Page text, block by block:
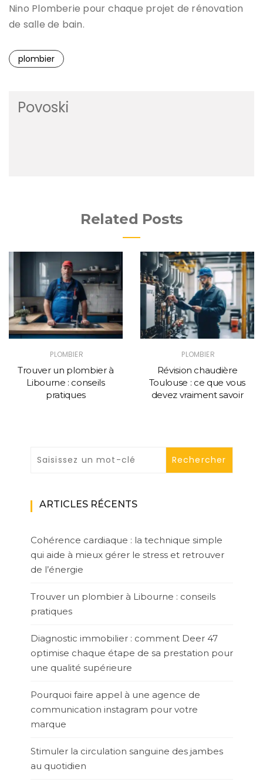
Nino Plomberie pour chaque projet de rénovation
de salle de bain.
plombier
Povoski
Related Posts
PLOMBIER
Trouver un plombier à
Libourne : conseils
pratiques
PLOMBIER
Révision chaudière
Toulouse : ce que vous
devez vraiment savoir
ARTICLES RÉCENTS
Cohérence cardiaque : la technique simple
qui aide à mieux gérer le stress et retrouver
de l’énergie
Trouver un plombier à Libourne : conseils
pratiques
Diagnostic immobilier : comment Deer 47
optimise chaque étape de sa prestation pour
une qualité supérieure
Pourquoi faire appel à une agence de
communication instagram pour votre
marque
Stimuler la circulation sanguine des jambes
au quotidien